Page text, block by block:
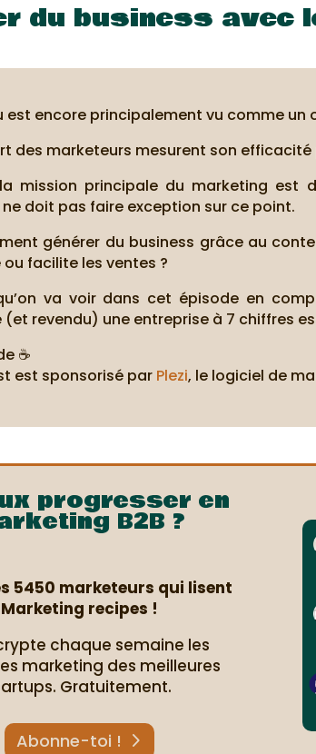
du business avec
est encore principalement vu comme un
des marketeurs mesurent son
mission principale du marketing est
doit pas faire exception sur ce point.
générer du business grâce au
ou facilite les ventes ?
va voir dans cet épisode en
(et revendu) une entreprise à 7 chiffres
☕
est sponsorisé par Plezi, le logiciel de
progresser en
B2B ?
5450 marketeurs qui lisent
Marketing recipes !
chaque semaine les
marketing des meilleures
Gratuitement.
Abonne-toi !